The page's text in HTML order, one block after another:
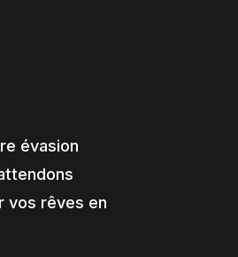
évasion
vos rêves en